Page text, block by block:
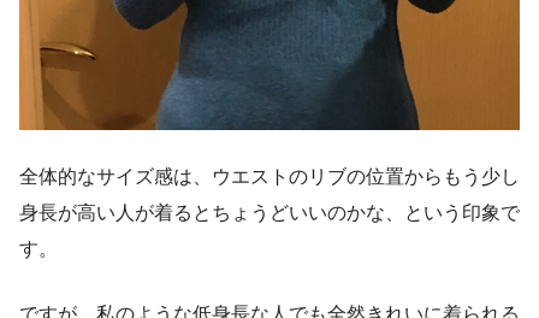
全体的なサイズ感は、ウエストのリブの位置からもう少し
身長が高い人が着るとちょうどいいのかな、という印象で
す。